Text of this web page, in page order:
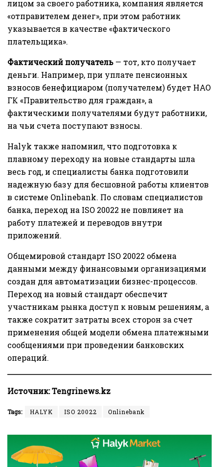
лицом за своего работника, компания является
«отправителем денег», при этом работник
указывается в качестве «фактического
плательщика».
Фактический получатель — тот, кто получает
деньги. Например, при уплате пенсионных
взносов бенефициаром (получателем) будет НАО
ГК «Правительство для граждан», а
фактическими получателями будут работники,
на чьи счета поступают взносы.
Halyk также напомнил, что подготовка к
плавному переходу на новые стандарты шла
весь год, и специалисты банка подготовили
надежную базу для бесшовной работы клиентов
в системе Onlinebank. По словам специалистов
банка, переход на ISO 20022 не повлияет на
работу платежей и переводов внутри
приложений.
Общемировой стандарт ISO 20022 обмена
данными между финансовыми организациями
создан для автоматизации бизнес-процессов.
Переход на новый стандарт обеспечит
участникам рынка доступ к новым решениям, а
также сократит затраты всех сторон за счет
применения общей модели обмена платежными
сообщениями при проведении банковских
операций.
Источник:Tengrinews.kz
Tags: HALYK ISO 20022 Onlinebank